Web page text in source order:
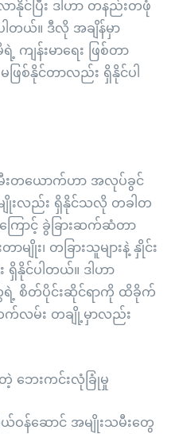
နိုင်ပြီး ဒါဟာ တနည်းတဖုံ
ယ်။ ဒီလို အချိန်မှာ
ကျန်းမာရေး ဖြစ်တာ
ဖြစ်နိုင်တာလည်း ရှိနိုင်ပါ
တယောက်ဟာ အလုပ်ခွင်
းလည်း ရှိနိုင်သလို တခါတ
ြောင့် ခွဲခြားဆက်ဆံတာ
မျိုး၊ တခြားသူများနဲ့ နှိုင်း
နိုင်ပါတယ်။ ဒါဟာ
ရဲ့ စိတ်ပိုင်းဆိုင်ရာကို ထိခိုက်
လမ်း တချို့မှာလည်း
ဘေးကင်းလုံခြုံမှု
န်ဆောင် အမျိုးသမီးတွေ